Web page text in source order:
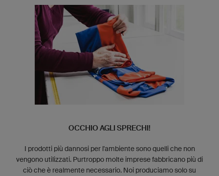
OCCHIO AGLI SPRECHI!
I prodotti più dannosi per l'ambiente sono quelli che non
vengono utilizzati. Purtroppo molte imprese fabbricano più di
ciò che è realmente necessario. Noi produciamo solo su